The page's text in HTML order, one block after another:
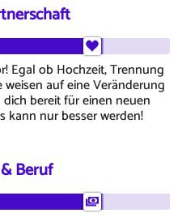
Egal ob Hochzeit, Trennung
auf eine Veränderung
bereit für einen neuen
kann nur besser werden!
Beruf